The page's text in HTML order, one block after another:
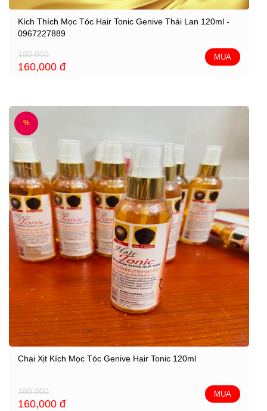
Kích Thích Mọc Tóc Hair Tonic Genive Thái Lan 120ml -
0967227889
180,000
160,000 đ
MUA
%
Chai Xịt Kích Mọc Tóc Genive Hair Tonic 120ml
180,000
160,000 đ
MUA